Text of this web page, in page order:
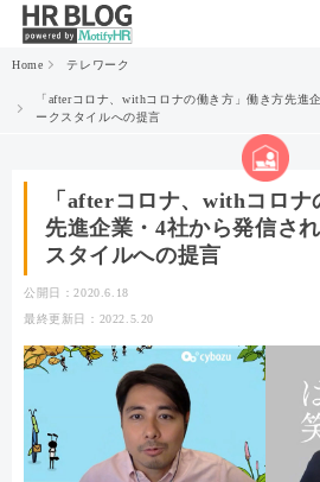
Home テレワーク
「afterコロナ、withコロナの働き方」働き方先進
ークスタイルへの提言
「afterコロナ、withコロ
先進企業・4社から発信さ
スタイルへの提言
公開日：2020.6.18
最終更新日：2022.5.20